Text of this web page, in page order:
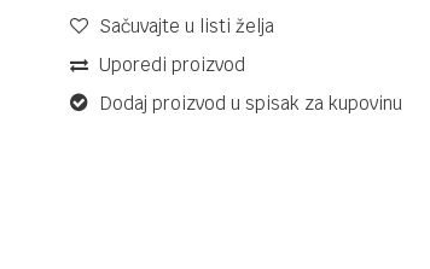
Sačuvajte u listi želja
Uporedi proizvod
Dodaj proizvod u spisak za kupovinu